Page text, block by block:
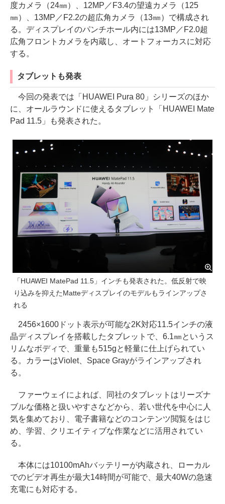
度カメラ（24㎜）、12MP／F3.4の望遠カメラ（125
㎜）、13MP／F2.2の超広角カメラ（13㎜）で構成され
る。ディスプレイのパンチホール内には13MP／F2.0超
広角フロントカメラを内蔵し、オートフォーカスに対応
する。
タブレットも発表
今回の発表では「HUAWEI Pura 80」シリーズのほか
に、オールラウンドに使えるタブレット「HUAWEI Mate
Pad 11.5」も発表された。
「HUAWEI MatePad 11.5」インチも発表された。低反射で映
り込みを抑えたMatteディスプレイのモデルもラインアップさ
れる
2456×1600ドット表示が可能な2K対応11.5インチの液
晶ディスプレイを搭載したタブレットで、6.1㎜というス
リムなボディで、重量も515gと軽量に仕上げられてい
る。カラーはViolet、Space Grayがラインアップされ
る。
ファーウェイによれば、同社のタブレットはリーズナ
ブルな価格と扱いやすさなどから、若い世代を中心に人
気を集めており、電子書籍などのコンテンツ閲覧をはじ
め、学習、クリエイティブな作業などに活用されてい
る。
本体には10100mAhバッテリーが内蔵され、ローカル
でのビデオ再生が最大14時間が可能で、最大40Wの急速
充電にも対応する。